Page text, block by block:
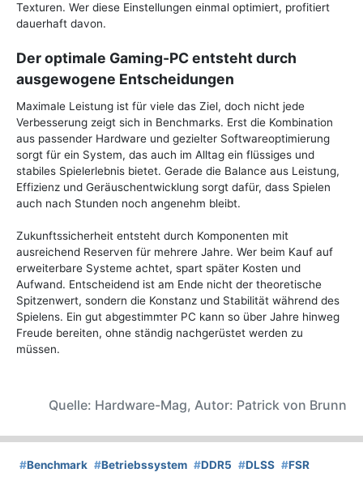
Texturen. Wer diese Einstellungen einmal optimiert, profitiert
dauerhaft davon.
Der optimale Gaming-PC entsteht durch
ausgewogene Entscheidungen
Maximale Leistung ist für viele das Ziel, doch nicht jede
Verbesserung zeigt sich in Benchmarks. Erst die Kombination
aus passender Hardware und gezielter Softwareoptimierung
sorgt für ein System, das auch im Alltag ein flüssiges und
stabiles Spielerlebnis bietet. Gerade die Balance aus Leistung,
Effizienz und Geräuschentwicklung sorgt dafür, dass Spielen
auch nach Stunden noch angenehm bleibt.
Zukunftssicherheit entsteht durch Komponenten mit
ausreichend Reserven für mehrere Jahre. Wer beim Kauf auf
erweiterbare Systeme achtet, spart später Kosten und
Aufwand. Entscheidend ist am Ende nicht der theoretische
Spitzenwert, sondern die Konstanz und Stabilität während des
Spielens. Ein gut abgestimmter PC kann so über Jahre hinweg
Freude bereiten, ohne ständig nachgerüstet werden zu
müssen.
Quelle: Hardware-Mag, Autor: Patrick von Brunn
#Benchmark #Betriebssystem #DDR5 #DLSS #FSR